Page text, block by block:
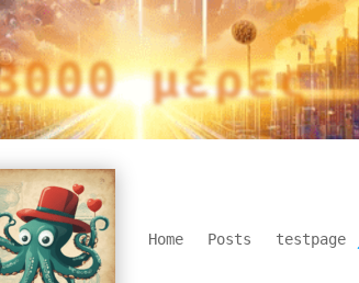
μέρες
Home Posts testpage